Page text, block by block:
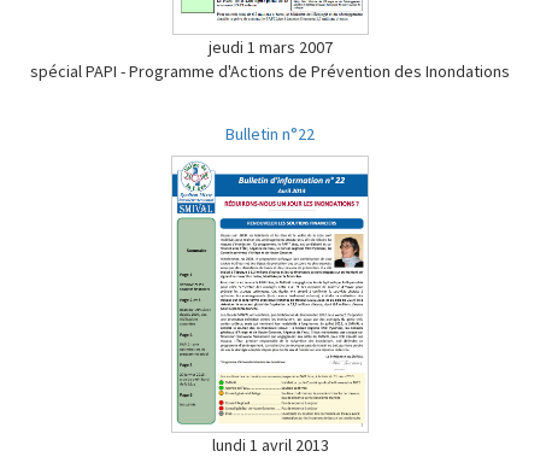
jeudi 1 mars 2007
spécial PAPI - Programme d'Actions de Prévention des Inondations
Bulletin n°22
lundi 1 avril 2013